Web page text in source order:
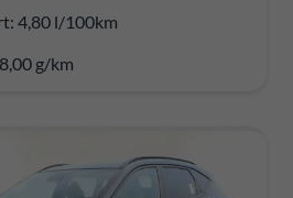
4,80 l/100km
g/km